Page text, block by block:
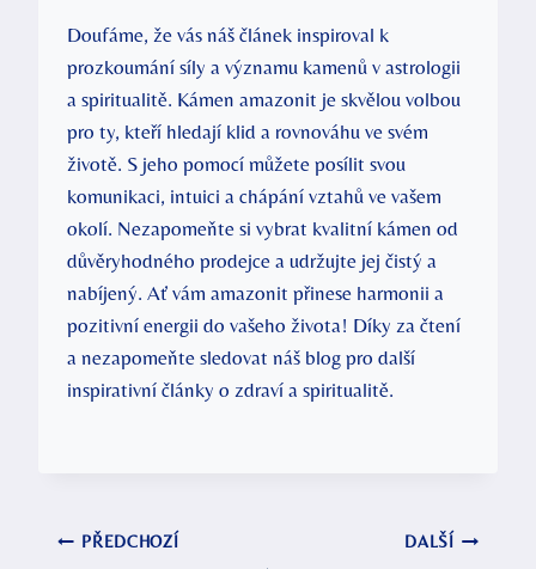
Doufáme, že vás náš článek inspiroval k
prozkoumání síly a významu kamenů v astrologii
a spiritualitě. Kámen amazonit je skvělou volbou
pro ty, kteří hledají klid a rovnováhu ve svém
životě. S jeho pomocí můžete posílit svou
komunikaci, intuici a chápání vztahů ve vašem
okolí. Nezapomeňte si vybrat kvalitní kámen od
důvěryhodného prodejce a udržujte jej čistý a
nabíjený. Ať vám amazonit přinese harmonii a
pozitivní energii do vašeho života! Díky za čtení
a nezapomeňte sledovat náš blog pro další
inspirativní články o zdraví a spiritualitě.
Navigace
PŘEDCHOZÍ DALŠÍ